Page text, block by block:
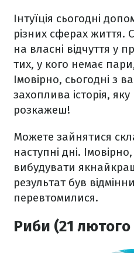
Інтуїція сьогодні
різних сферах життя.
на власні відчуття у
тих, у кого немає
Імовірно, сьогодні з
захоплива історія,
розкажеш!
Можете зайнятися
наступні дні.
вибудувати
результат був
перевтомилися.
Риби (21